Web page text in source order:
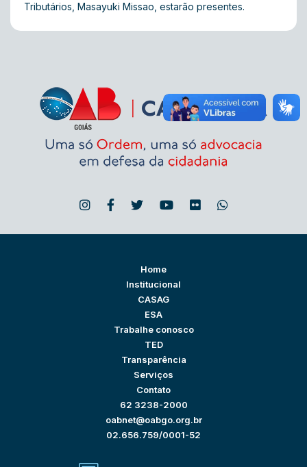
Tributários, Masayuki Missao, estarão presentes.
Home
Institucional
CASAG
ESA
Trabalhe conosco
TED
Transparência
Serviços
Contato
62 3238-2000
oabnet@oabgo.org.br
02.656.759/0001-52